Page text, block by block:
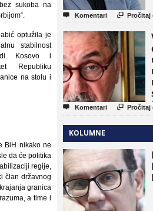
sukoba na
optužila je
stabilnost
Kosovo i
Republiku
na stolu i
BiH nikako ne
da će politika
regije,
član državnog
granica
a time i
 Komentari  Pročitaj
 Komentari  Pročitaj
KOLUMNE